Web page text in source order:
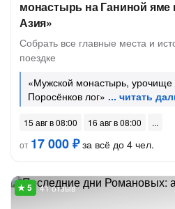
монастырь на Ганиной яме
Азия»
Собрать все главные места и
поездке
«Мужской монастырь, урочище
Поросёнков лог»
15 авг в 08:00
16 авг в 08:00
от 17 000 ₽за всё до 4 чел.
41 отзыв